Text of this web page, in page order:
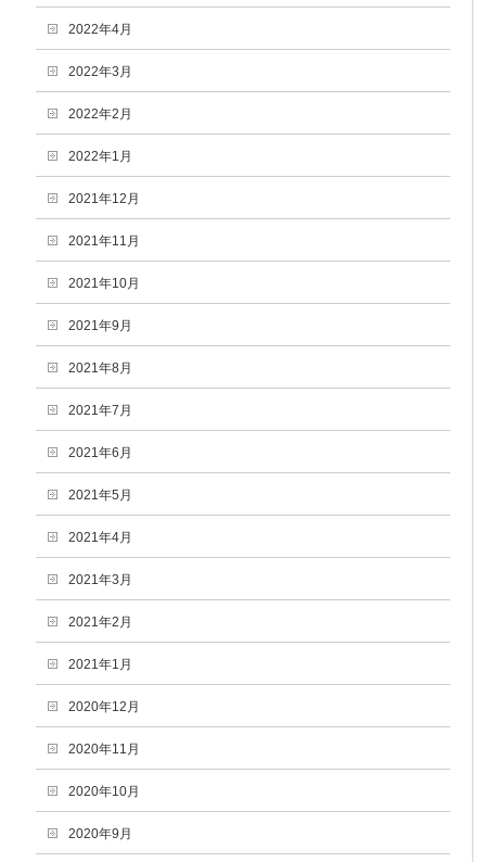
2022年4月
2022年3月
2022年2月
2022年1月
2021年12月
2021年11月
2021年10月
2021年9月
2021年8月
2021年7月
2021年6月
2021年5月
2021年4月
2021年3月
2021年2月
2021年1月
2020年12月
2020年11月
2020年10月
2020年9月